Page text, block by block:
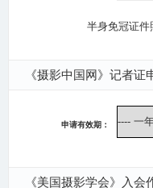
半身免冠证件
《摄影中国网》记者证
申请有效期：
《美国摄影学会》入会